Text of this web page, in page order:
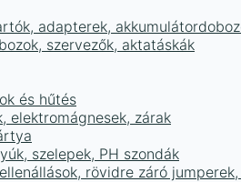
adapterek,
szervezők, aktatáskák
és hűtés
elektromágnesek, zárak
szelepek, PH szondák
rövidre záró